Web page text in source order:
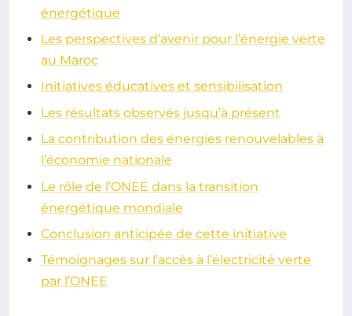
énergétique
Les perspectives d’avenir pour l’énergie verte
au Maroc
Initiatives éducatives et sensibilisation
Les résultats observés jusqu’à présent
La contribution des énergies renouvelables à
l’économie nationale
Le rôle de l’ONEE dans la transition
énergétique mondiale
Conclusion anticipée de cette initiative
Témoignages sur l’accès à l’électricité verte
par l’ONEE